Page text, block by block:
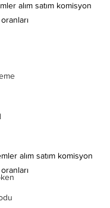
alım satım komisyon
oranları
alım satım komisyon
oranları